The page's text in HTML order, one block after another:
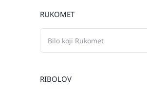
RUKOMET
RIBOLOV